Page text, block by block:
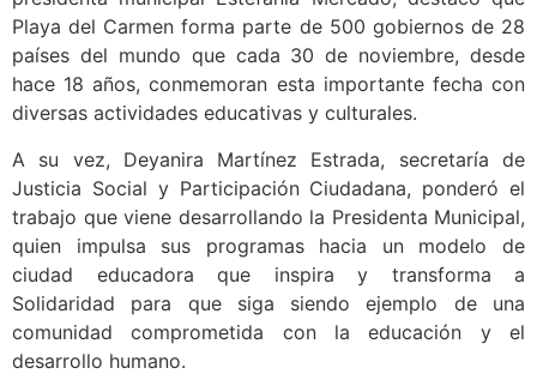
Playa del Carmen forma parte de 500 gobiernos de 28
países del mundo que cada 30 de noviembre, desde
hace 18 años, conmemoran esta importante fecha con
diversas actividades educativas y culturales.
A su vez, Deyanira Martínez Estrada, secretaría de
Justicia Social y Participación Ciudadana, ponderó el
trabajo que viene desarrollando la Presidenta Municipal,
quien impulsa sus programas hacia un modelo de
ciudad educadora que inspira y transforma a
Solidaridad para que siga siendo ejemplo de una
comunidad comprometida con la educación y el
desarrollo humano.